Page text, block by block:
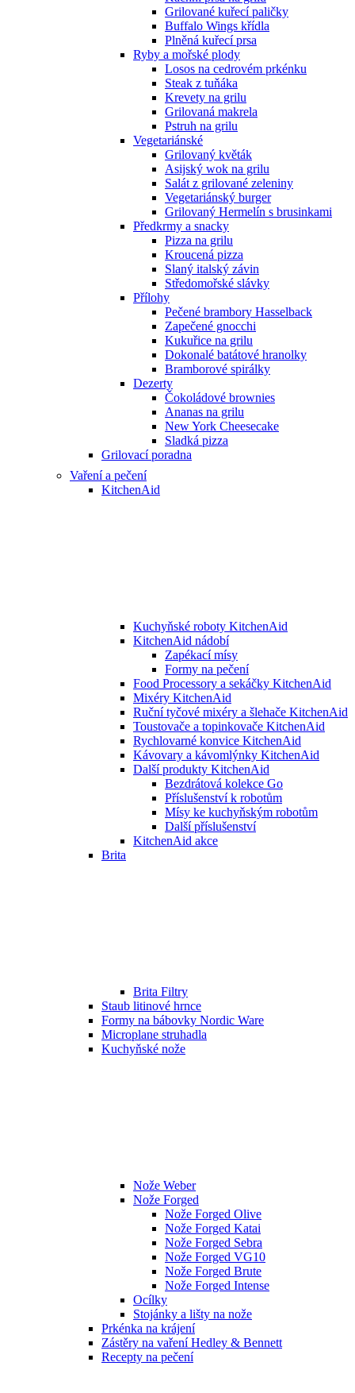
Grilované kuřecí paličky
Buffalo Wings křídla
Plněná kuřecí prsa
Ryby a mořské plody
Losos na cedrovém prkénku
Steak z tuňáka
Krevety na grilu
Grilovaná makrela
Pstruh na grilu
Vegetariánské
Grilovaný květák
Asijský wok na grilu
Salát z grilované zeleniny
Vegetariánský burger
Grilovaný Hermelín s brusinkami
Předkrmy a snacky
Pizza na grilu
Kroucená pizza
Slaný italský závin
Středomořské slávky
Přílohy
Pečené brambory Hasselback
Zapečené gnocchi
Kukuřice na grilu
Dokonalé batátové hranolky
Bramborové spirálky
Dezerty
Čokoládové brownies
Ananas na grilu
New York Cheesecake
Sladká pizza
Grilovací poradna
Vaření a pečení
KitchenAid
Kuchyňské roboty KitchenAid
KitchenAid nádobí
Zapékací mísy
Formy na pečení
Food Processory a sekáčky KitchenAid
Mixéry KitchenAid
Ruční tyčové mixéry a šlehače KitchenAid
Toustovače a topinkovače KitchenAid
Rychlovarné konvice KitchenAid
Kávovary a kávomlýnky KitchenAid
Další produkty KitchenAid
Bezdrátová kolekce Go
Příslušenství k robotům
Mísy ke kuchyňským robotům
Další příslušenství
KitchenAid akce
Brita
Brita Filtry
Staub litinové hrnce
Formy na bábovky Nordic Ware
Microplane struhadla
Kuchyňské nože
Nože Weber
Nože Forged
Nože Forged Olive
Nože Forged Katai
Nože Forged Sebra
Nože Forged VG10
Nože Forged Brute
Nože Forged Intense
Ocílky
Stojánky a lišty na nože
Prkénka na krájení
Zástěry na vaření Hedley & Bennett
Recepty na pečení